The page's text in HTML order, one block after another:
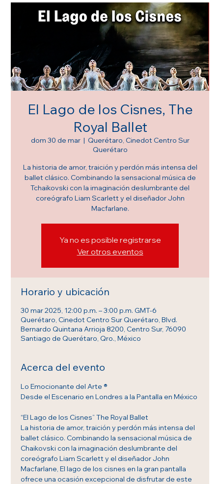
El Lago de los Cisnes, The
Royal Ballet
dom 30 de mar
  |
Querétaro, Cinedot Centro Sur
Querétaro
La historia de amor, traición y perdón más intensa del
ballet clásico. Combinando la sensacional música de
Tchaikovski con la imaginación deslumbrante del
coreógrafo Liam Scarlett y el diseñador John
Macfarlane.
Ya no es posible registrarse
Ver otros eventos
Horario y ubicación
30 mar 2025, 12:00 p.m. – 3:00 p.m. GMT-6
Querétaro, Cinedot Centro Sur Querétaro, Blvd.
Bernardo Quintana Arrioja 8200, Centro Sur, 76090
Santiago de Querétaro, Qro., México
Acerca del evento
Lo Emocionante del Arte ®
Desde el Escenario en Londres a la Pantalla en México
“El Lago de los Cisnes” The Royal Ballet
La historia de amor, traición y perdón más intensa del
ballet clásico. Combinando la sensacional música de
Chaikovski con la imaginación deslumbrante del
coreógrafo Liam Scarlett y el diseñador John
Macfarlane, El lago de los cisnes en la gran pantalla
ofrece una ocasión excepcional de disfrutar de este